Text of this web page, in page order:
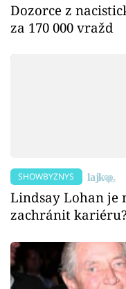
Dozorce z
za 170 000 vražd
SHOWBYZNYS
Lindsay Lohan je
zachránit